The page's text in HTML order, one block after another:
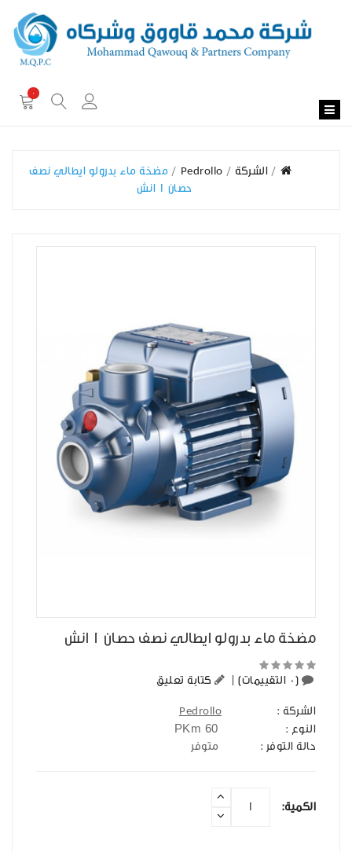
0
الشركة Pedrollo
مضخة ماء بدرولو ايطالي نصف
حصان 1 انش
مضخة ماء بدرولو ايطالي نصف حصان 1 انش
(0 التقييمات) كتابة تعليق
الشركة :
Pedrollo
النوع :
حالة التوفر : متوفر
الكمية: